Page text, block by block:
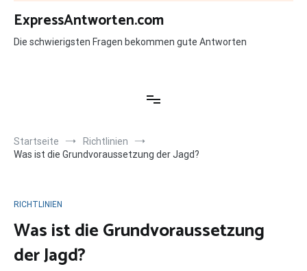
Zum
Inhalt
springen
ExpressAntworten.com
Die schwierigsten Fragen bekommen gute Antworten
Startseite
Richtlinien
Was ist die Grundvoraussetzung der Jagd?
RICHTLINIEN
Was ist die Grundvoraussetzung
der Jagd?